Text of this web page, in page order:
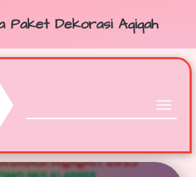
Paket Dekorasi Aqiqah